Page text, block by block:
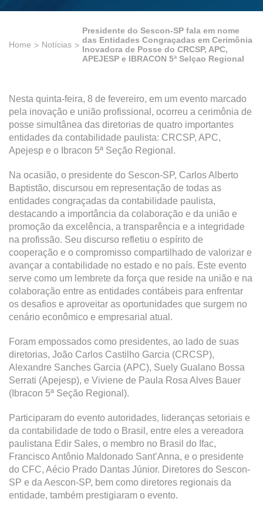
Home Notícias
Presidente do Sescon-SP fala em nome
das Entidades Congraçadas em Cerimônia
Inovadora de Posse do CRCSP, APC,
APEJESP e IBRACON 5ª Selçao Regional
Nesta quinta-feira, 8 de fevereiro, em um evento marcado
pela inovação e união profissional, ocorreu a cerimônia de
posse simultânea das diretorias de quatro importantes
entidades da contabilidade paulista: CRCSP, APC,
Apejesp e o Ibracon 5ª Seção Regional.
Na ocasião, o presidente do Sescon-SP, Carlos Alberto
Baptistão, discursou em representação de todas as
entidades congraçadas da contabilidade paulista,
destacando a importância da colaboração e da união e
promoção da excelência, a transparência e a integridade
na profissão. Seu discurso refletiu o espírito de
cooperação e o compromisso compartilhado de valorizar e
avançar a contabilidade no estado e no país. Este evento
serve como um lembrete da força que reside na união e na
colaboração entre as entidades contábeis para enfrentar
os desafios e aproveitar as oportunidades que surgem no
cenário econômico e empresarial atual.
Foram empossados como presidentes, ao lado de suas
diretorias, João Carlos Castilho Garcia (CRCSP),
Alexandre Sanches Garcia (APC), Suely Gualano Bossa
Serrati (Apejesp), e Viviene de Paula Rosa Alves Bauer
(Ibracon 5ª Seção Regional).
Participaram do evento autoridades, lideranças setoriais e
da contabilidade de todo o Brasil, entre eles a vereadora
paulistana Edir Sales, o membro no Brasil do Ifac,
Francisco Antônio Maldonado Sant’Anna, e o presidente
do CFC, Aécio Prado Dantas Júnior. Diretores do Sescon-
SP e da Aescon-SP, bem como diretores regionais da
entidade, também prestigiaram o evento.